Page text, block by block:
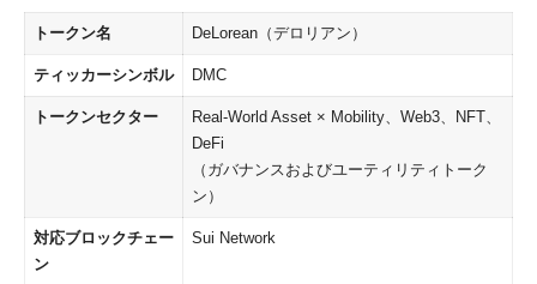
トークン名 DeLorean（デロリアン）
ティッカーシンボル DMC
トークンセクター
Real-World Asset × Mobility、Web3、NFT、
DeFi
（ガバナンスおよびユーティリティトーク
ン）
対応ブロックチェー
ン
Sui Network